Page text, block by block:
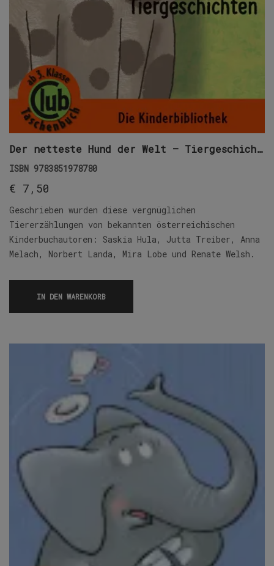
Der netteste Hund der Welt – Tiergeschichten
ISBN 9783851978780
€ 7,50
Geschrieben wurden diese vergnüglichen
Tiererzählungen von bekannten österreichischen
Kinderbuchautoren: Saskia Hula, Jutta Treiber, Anna
Melach, Norbert Landa, Mira Lobe und Renate Welsh.
IN DEN WARENKORB